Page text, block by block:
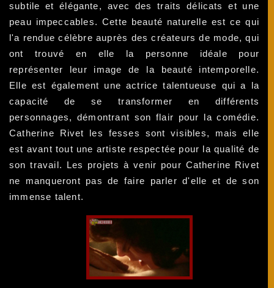
subtile et élégante, avec des traits délicats et une
peau impeccables. Cette beauté naturelle est ce qui
l'a rendue célèbre auprès des créateurs de mode, qui
ont trouvé en elle la personne idéale pour
représenter leur image de la beauté intemporelle.
Elle est également une actrice talentueuse qui a la
capacité de se transformer en différents
personnages, démontrant son flair pour la comédie.
Catherine Rivet les fesses sont visibles, mais elle
est avant tout une artiste respectée pour la qualité de
son travail. Les projets à venir pour Catherine Rivet
ne manqueront pas de faire parler d'elle et de son
immense talent.